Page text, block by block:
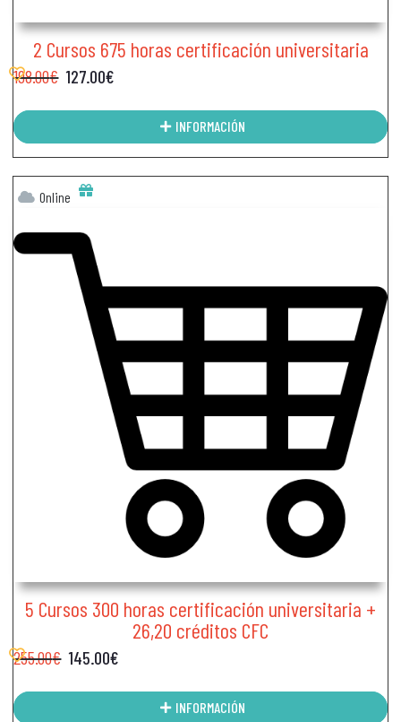
2 Cursos 675 horas certificación universitaria
198.00€ 127.00€
INFORMACIÓN
Online
5 Cursos 300 horas certificación universitaria +
26,20 créditos CFC
255.00€ 145.00€
INFORMACIÓN